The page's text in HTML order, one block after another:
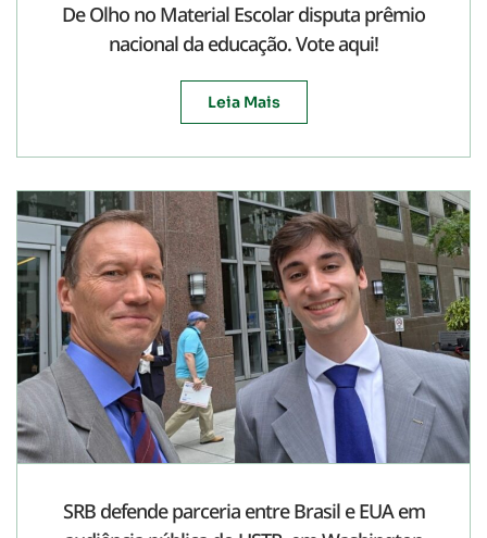
De Olho no Material Escolar disputa prêmio
nacional da educação. Vote aqui!
Leia Mais
SRB defende parceria entre Brasil e EUA em